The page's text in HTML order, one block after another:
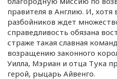
правителя в Англию. И, хотя
разбойников ждет
справедливость обязана
страже такая славная
возращению законного
Уилла, Мэриан и отца Тука
герой, рыцарь Айвенго.